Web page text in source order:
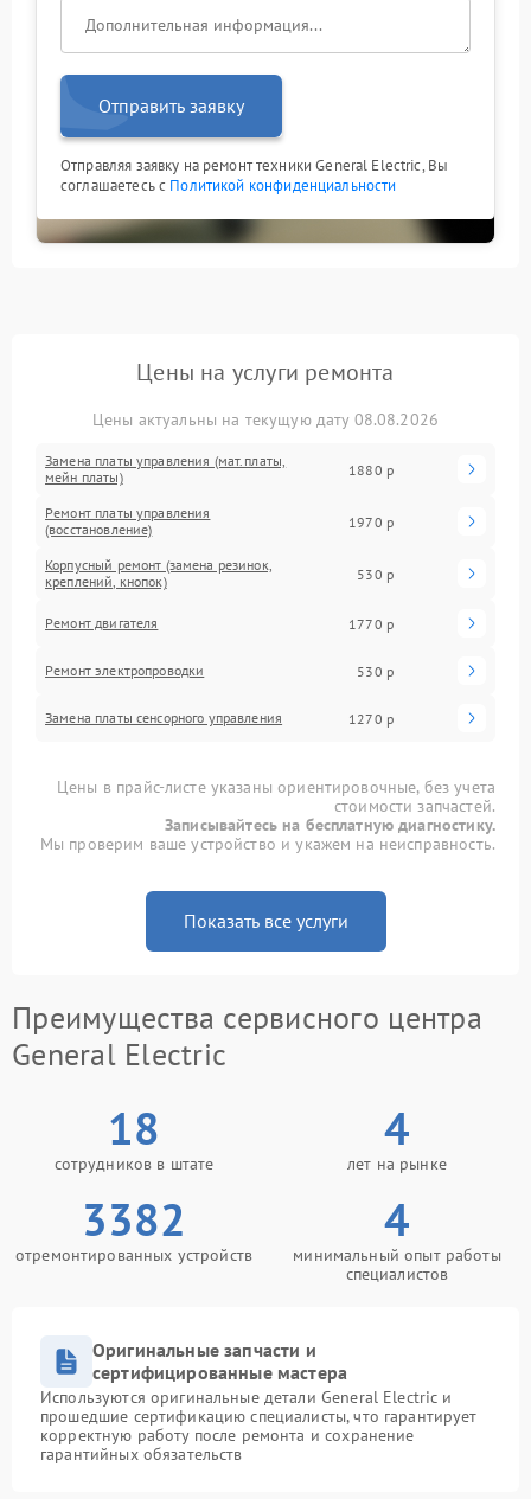
Отправить заявку
Отправляя заявку на ремонт техники General Electric, Вы
соглашаетесь с Политикой конфиденциальности
Цены на услуги ремонта
Цены актуальны на текущую дату 08.08.2026
Замена платы управления (мат.платы,
мейн платы)
1880 р
Ремонт платы управления
(восстановление)
1970 р
Корпусный ремонт (замена резинок,
креплений, кнопок)
530 р
Ремонт двигателя 1770 р
Ремонт электропроводки 530 р
Замена платы сенсорного управления 1270 р
Цены в прайс-листе указаны ориентировочные, без учета
стоимости запчастей.
Записывайтесь на бесплатную диагностику.
Мы проверим ваше устройство и укажем на неисправность.
Показать все услуги
Преимущества сервисного центра
General Electric
18
сотрудников в штате
4
лет на рынке
3382
отремонтированных устройств
4
минимальный опыт работы
специалистов
Оригинальные запчасти и
сертифицированные мастера
Используются оригинальные детали General Electric и
прошедшие сертификацию специалисты, что гарантирует
корректную работу после ремонта и сохранение
гарантийных обязательств